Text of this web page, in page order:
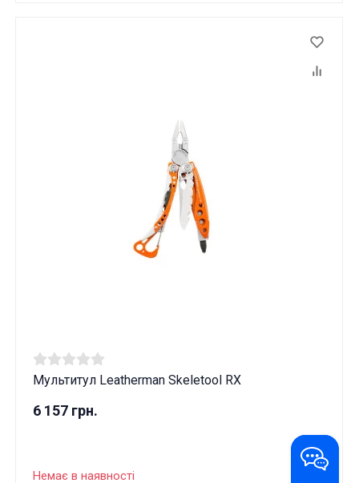
Мультитул Leatherman Skeletool RX
6 157 грн.
Немає в наявності